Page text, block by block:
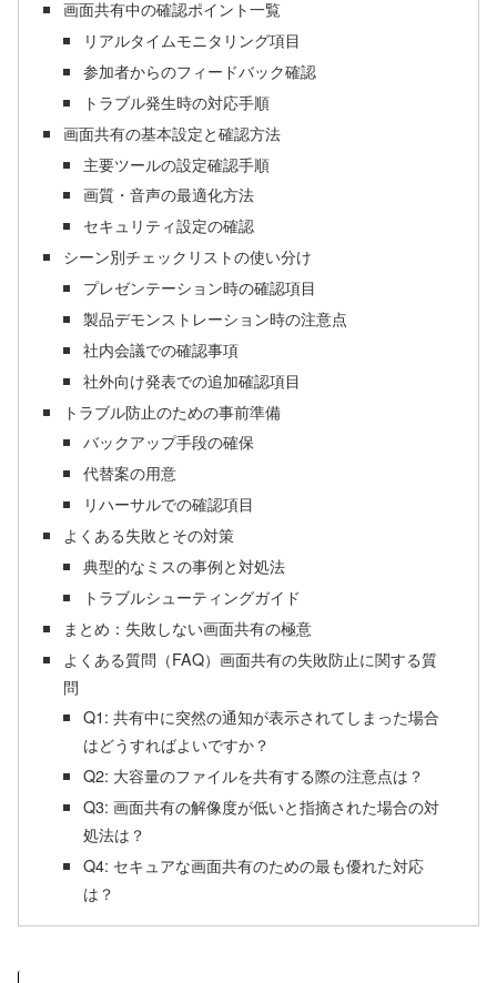
画面共有中の確認ポイント一覧
リアルタイムモニタリング項目
参加者からのフィードバック確認
トラブル発生時の対応手順
画面共有の基本設定と確認方法
主要ツールの設定確認手順
画質・音声の最適化方法
セキュリティ設定の確認
シーン別チェックリストの使い分け
プレゼンテーション時の確認項目
製品デモンストレーション時の注意点
社内会議での確認事項
社外向け発表での追加確認項目
トラブル防止のための事前準備
バックアップ手段の確保
代替案の用意
リハーサルでの確認項目
よくある失敗とその対策
典型的なミスの事例と対処法
トラブルシューティングガイド
まとめ：失敗しない画面共有の極意
よくある質問（FAQ）画面共有の失敗防止に関する質
問
Q1: 共有中に突然の通知が表示されてしまった場合
はどうすればよいですか？
Q2: 大容量のファイルを共有する際の注意点は？
Q3: 画面共有の解像度が低いと指摘された場合の対
処法は？
Q4: セキュアな画面共有のための最も優れた対応
は？